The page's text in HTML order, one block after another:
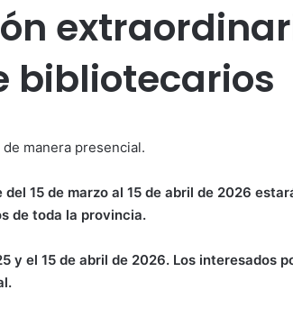
bibliotecarios
manera presencial.
15 de marzo al 15 de abril de 2026
de toda la provincia.
y el 15 de abril de 2026. Los interesados